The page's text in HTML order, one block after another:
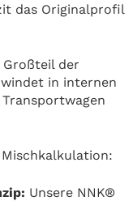
das Originalprofil
Großteil der
in internen
Unsere NNK®